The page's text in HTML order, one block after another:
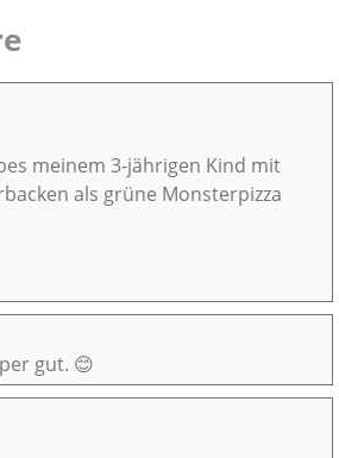
meinem 3-jährigen Kind mit
als grüne Monsterpizza
gut. 😊